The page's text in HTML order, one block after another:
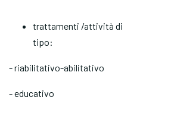
trattamenti /attività di
tipo:
- riabilitativo-abilitativo
- educativo